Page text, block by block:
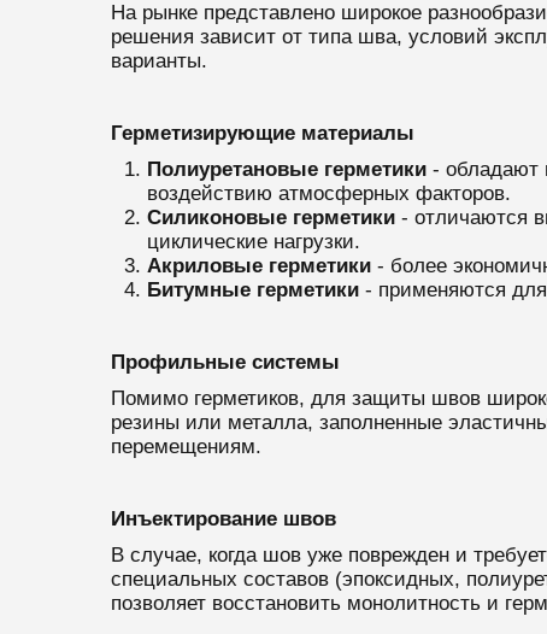
На рынке представлено широкое
решения зависит от типа шва, условий
варианты.
Герметизирующие материалы
Полиуретановые герметики- обладают
воздействию атмосферных факторов.
Силиконовые герметики- отличаются
циклические нагрузки.
Акриловые герметики- более
Битумные герметики- применяются для
Профильные системы
Помимо герметиков, для защиты швов
резины или металла, заполненные
перемещениям.
Инъектирование швов
В случае, когда шов уже поврежден и
специальных составов (эпоксидных,
позволяет восстановить монолитность и